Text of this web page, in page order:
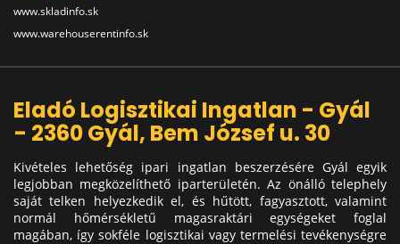
www.skladinfo.sk
www.warehouserentinfo.sk
Eladó Logisztikai Ingatlan - Gyál
- 2360 Gyál, Bem József u. 30
Kivételes lehetőség ipari ingatlan beszerzésére Gyál egyik
legjobban megközelíthető iparterületén. Az önálló telephely
saját telken helyezkedik el, és hűtött, fagyasztott, valamint
normál hőmérsékletű magasraktári egységeket foglal
magában, így sokféle logisztikai vagy termelési tevékenységre